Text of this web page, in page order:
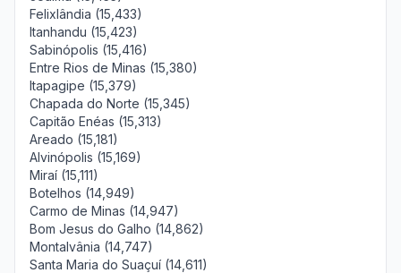
Felixlândia (15,433)
Itanhandu (15,423)
Sabinópolis (15,416)
Entre Rios de Minas (15,380)
Itapagipe (15,379)
Chapada do Norte (15,345)
Capitão Enéas (15,313)
Areado (15,181)
Alvinópolis (15,169)
Miraí (15,111)
Botelhos (14,949)
Carmo de Minas (14,947)
Bom Jesus do Galho (14,862)
Montalvânia (14,747)
Santa Maria do Suaçuí (14,611)